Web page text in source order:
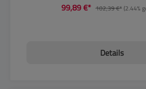
99,89 €* 102,39 €*(2.44%
Details